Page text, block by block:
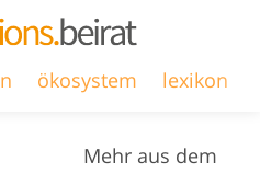
ökosystem lexikon
Mehr aus dem